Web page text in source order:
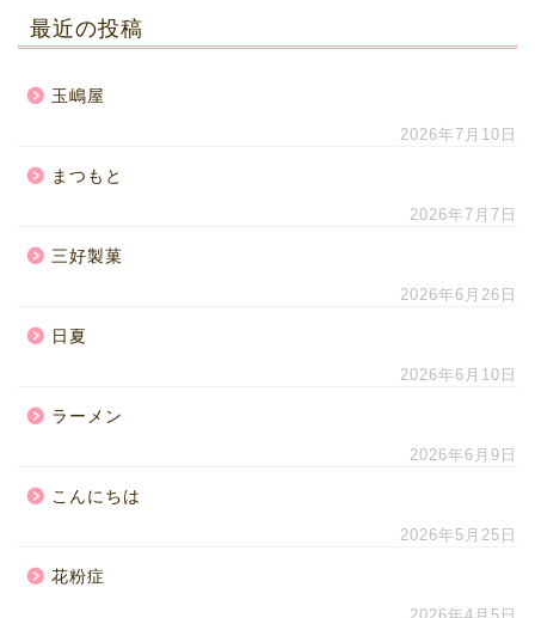
最近の投稿
玉嶋屋
2026年7月10日
まつもと
2026年7月7日
三好製菓
2026年6月26日
日夏
2026年6月10日
ラーメン
2026年6月9日
こんにちは
2026年5月25日
花粉症